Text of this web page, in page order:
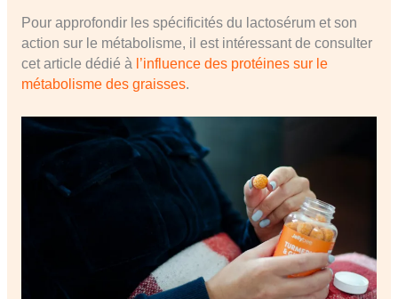
Pour approfondir les spécificités du lactosérum et son
action sur le métabolisme, il est intéressant de consulter
cet article dédié à l’influence des protéines sur le
métabolisme des graisses.